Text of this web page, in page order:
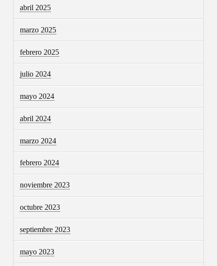
abril 2025
marzo 2025
febrero 2025
julio 2024
mayo 2024
abril 2024
marzo 2024
febrero 2024
noviembre 2023
octubre 2023
septiembre 2023
mayo 2023